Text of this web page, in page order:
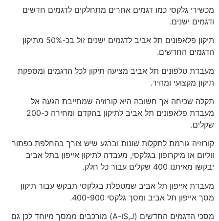
מכשירי גלקסי כמו דגמים אחרים מתחלקים לדגמים חדשים
ודגמים ישנים.
תיקון פלאפונים תל אביב לדגמים ישנים זול בכ-50% מתיקון
הדגמים החדשים.
מעבדת טלפונים תל אביב מציעה תיקון לכל הדגמים ומספקת
תיקון מקצועי ומהיר.
תקלה שכיחה אך חשובה היא קורוזיה שמחייבת הגעה אל
מעבדת פלאפונים תל אביב לתיקון בהקדם ומחירה כ-200
שקלים.
קורוזיה גורמת לתקלות שונות וברגע שיש צורך בהחלפת כפתור
ווליום או מיקרופון בגלקסי, מעבדה לתיקון אייפון בתל אביב
יבקשו מאיתנו 400 שקלים עבור כל חלק.
מעבדת אייפון תל אביב שמטפלת בגלקסי תבקש עבור תיקון
מסך אייפון תל אביב ומסך גלקסי 400-900.
מסכי הדגמים החדשים (S,Jו-A) מורכבים ממסך מיוחד לכן גם